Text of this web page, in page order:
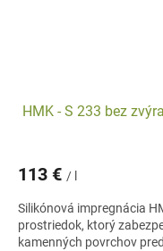
HMK - S 233 bez
113 € / l
Silikónová impregnácia
prostriedok, ktorý
kamenných povrchov